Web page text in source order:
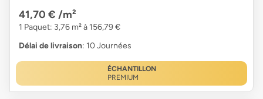
41,70 € /m²
1 Paquet: 3,76 m² à 156,79 €
Délai de livraison: 10 Journées
ÉCHANTILLON
PREMIUM